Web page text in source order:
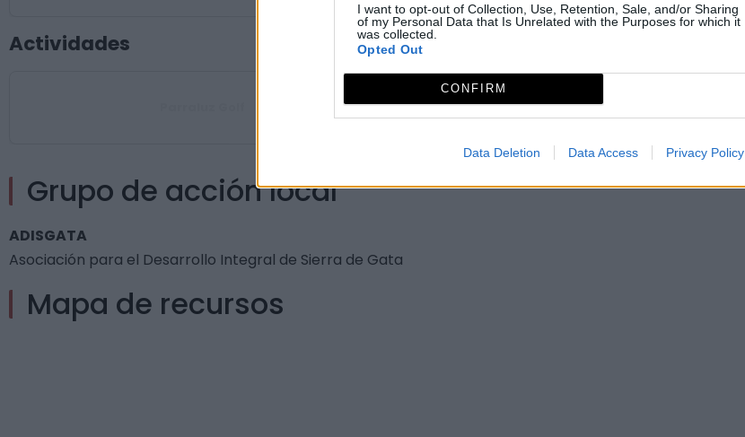
I want to opt-out of Collection, Use, Retention, Sale, and/or Sharing
of my Personal Data that Is Unrelated with the Purposes for which it
was collected.
Opted Out
CONFIRM
Data Deletion Data Access Privacy Policy
Actividades
Grupo de acción local
ADISGATA
Asociación para el Desarrollo Integral de Sierra de Gata
Mapa de recursos